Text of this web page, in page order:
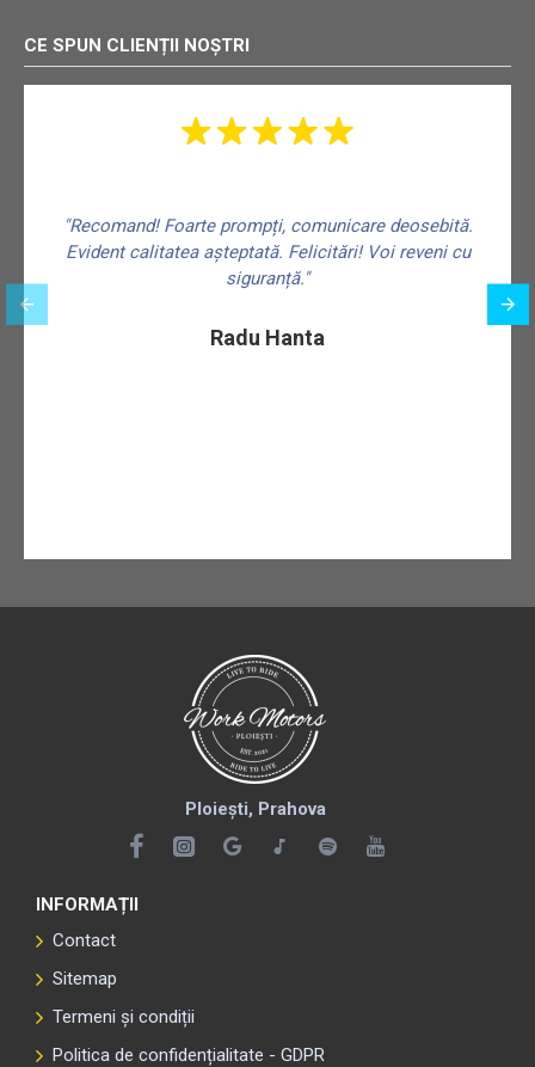
CE SPUN CLIENȚII NOȘTRI
"Recomand! Foarte prompți, comunicare deosebită.
Evident calitatea așteptată. Felicitări! Voi reveni cu
siguranță."
Radu Hanta
Ploiești, Prahova
INFORMAȚII
Contact
Sitemap
Termeni și condiții
Politica de confidențialitate - GDPR